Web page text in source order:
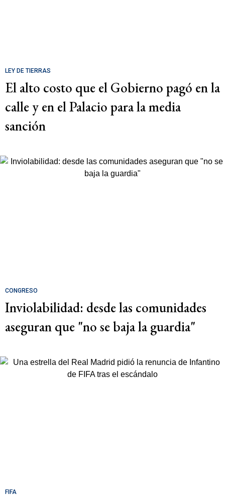
LEY DE TIERRAS
El alto costo que el Gobierno pagó en la
calle y en el Palacio para la media
sanción
CONGRESO
Inviolabilidad: desde las comunidades
aseguran que "no se baja la guardia"
FIFA